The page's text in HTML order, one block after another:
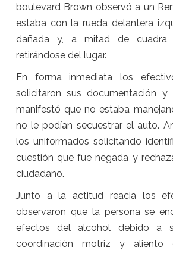
boulevard Brown observó a un
estaba con la rueda delantera
dañada y, a mitad de
retirándose del lugar.
En forma inmediata los
solicitaron sus documentación
manifestó que no estaba
no le podían secuestrar el auto.
los uniformados solicitando
cuestión que fue negada y
ciudadano.
Junto a la actitud reacia los
observaron que la persona se
efectos del alcohol debido a
coordinación motriz y aliento